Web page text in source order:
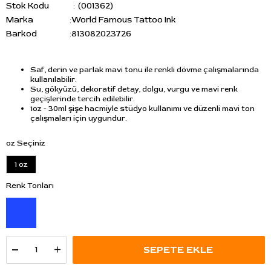
Stok Kodu
(001362)
Marka
:World Famous Tattoo Ink
Barkod
:813082023726
Saf, derin ve parlak mavi tonu ile renkli dövme çalışmalarında
kullanılabilir.
Su, gökyüzü, dekoratif detay, dolgu, vurgu ve mavi renk
geçişlerinde tercih edilebilir.
1oz - 30ml şişe hacmiyle stüdyo kullanımı ve düzenli mavi ton
çalışmaları için uygundur.
oz Seçiniz
1 oz
Renk Tonları